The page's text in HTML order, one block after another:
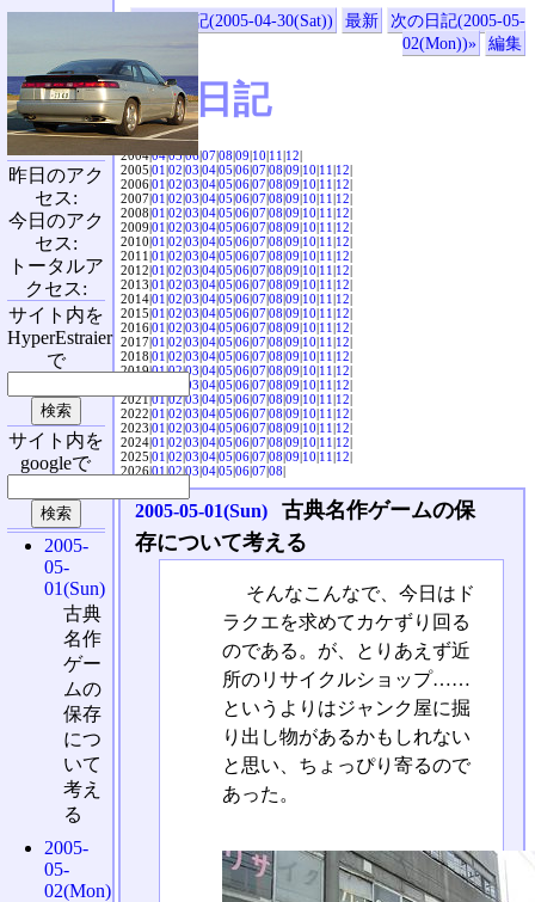
«前の日記(2005-04-30(Sat)) 最新
次の日記(2005-05-
02(Mon))»
編集
SVX日記
2004|04|05|06|07|08|09|10|11|12|
2005|01|02|03|04|05|06|07|08|09|10|11|12|
2006|01|02|03|04|05|06|07|08|09|10|11|12|
2007|01|02|03|04|05|06|07|08|09|10|11|12|
2008|01|02|03|04|05|06|07|08|09|10|11|12|
2009|01|02|03|04|05|06|07|08|09|10|11|12|
2010|01|02|03|04|05|06|07|08|09|10|11|12|
2011|01|02|03|04|05|06|07|08|09|10|11|12|
2012|01|02|03|04|05|06|07|08|09|10|11|12|
2013|01|02|03|04|05|06|07|08|09|10|11|12|
2014|01|02|03|04|05|06|07|08|09|10|11|12|
2015|01|02|03|04|05|06|07|08|09|10|11|12|
2016|01|02|03|04|05|06|07|08|09|10|11|12|
2017|01|02|03|04|05|06|07|08|09|10|11|12|
2018|01|02|03|04|05|06|07|08|09|10|11|12|
2019|01|02|03|04|05|06|07|08|09|10|11|12|
03|04|05|06|07|08|09|10|11|12|
2021|01|02|03|04|05|06|07|08|09|10|11|12|
2022|01|02|03|04|05|06|07|08|09|10|11|12|
2023|01|02|03|04|05|06|07|08|09|10|11|12|
2024|01|02|03|04|05|06|07|08|09|10|11|12|
2025|01|02|03|04|05|06|07|08|09|10|11|12|
2026|01|02|03|04|05|06|07|08|
2005-05-01(Sun)
古典名作ゲームの保
存について考える
そんなこんなで、今日はド
ラクエを求めてカケずり回る
のである。が、とりあえず近
所のリサイクルショップ……
というよりはジャンク屋に掘
り出し物があるかもしれない
と思い、ちょっぴり寄るので
あった。
昨日のアク
セス:
今日のアク
セス:
トータルア
クセス:
サイト内を
HyperEstraier
で
サイト内を
googleで
2005-
05-
01(Sun)
古典
名作
ゲー
ムの
保存
につ
いて
考え
る
2005-
05-
02(Mon)